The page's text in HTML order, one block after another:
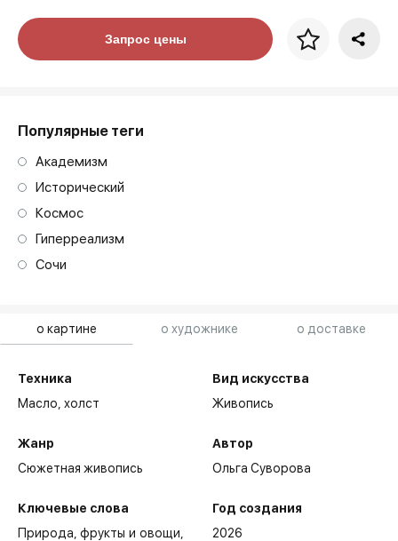
о картине о художнике о доставке
Техника
Масло,холст
Жанр
Сюжетная живопись
Ключевые слова
Природа фрукты и овощи
Вид искусства
Живопись
Автор
Ольга Суворова
Год создания
2026
Цена за багетЗапрос цены
Популярные теги
Академизм
Исторический
Космос
Гиперреализм
Сочи